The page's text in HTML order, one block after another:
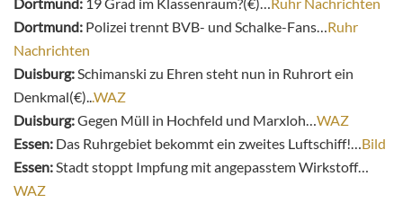
Dortmund: Polizei trennt BVB- und Schalke-Fans… Ruhr
Nachrichten
Duisburg: Schimanski zu Ehren steht nun in Ruhrort ein
Denkmal(€).. .WAZ
Duisburg:Gegen Müll in Hochfeld und Marxloh… WAZ
Essen: Das Ruhrgebiet bekommt ein zweites Luftschiff!… Bild
Essen: Stadt stoppt Impfung mit angepasstem Wirkstoff…
WAZ